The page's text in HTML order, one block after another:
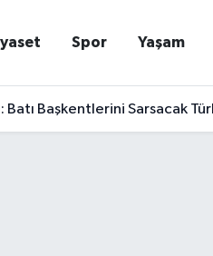
Spor Yaşam
Batı Başkentlerini Sarsacak